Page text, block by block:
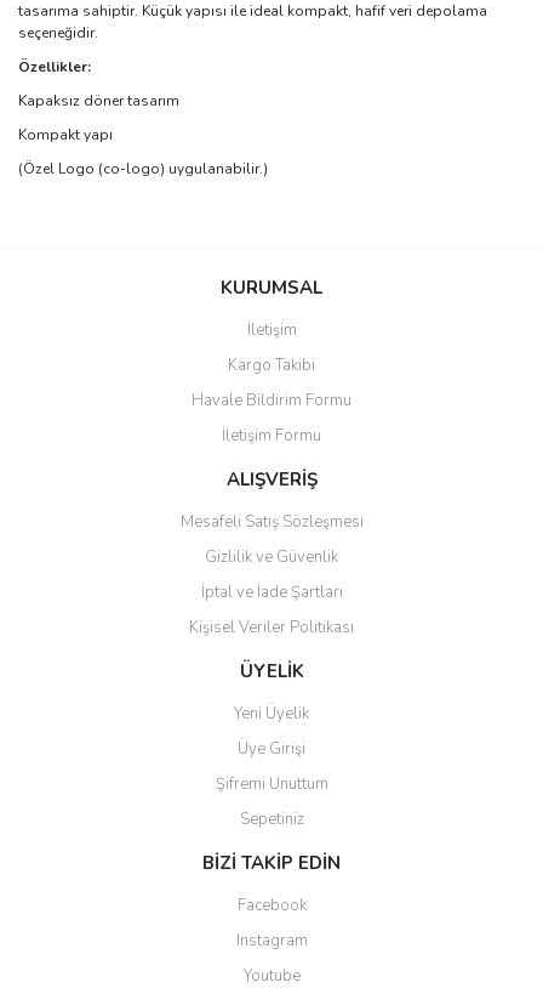
tasarıma sahiptir. Küçük yapısı ile ideal kompakt, hafif veri depolama
seçeneğidir.
Özellikler:
Kapaksız döner tasarım
Kompakt yapı
(Özel Logo (co-logo) uygulanabilir.)
Bu ürüne ilk yorumu siz yapın!
Ürün resmi kalitesiz, bozuk veya görüntülenemiyor.
Ürün açıklamasında eksik bilgiler bulunuyor.
Ürün bilgilerinde hatalar bulunuyor.
Ürün fiyatı diğer sitelerden daha pahalı.
Gönder
KURUMSAL
İletişim
Kargo Takibi
Havale Bildirim Formu
İletişim Formu
ALIŞVERİŞ
Mesafeli Satış Sözleşmesi
Gizlilik ve Güvenlik
İptal ve İade Şartları
Kişisel Veriler Politikası
ÜYELİK
Yeni Üyelik
Üye Girişi
Şifremi Unuttum
Sepetiniz
BİZİ TAKİP EDİN
Facebook
Instagram
Youtube